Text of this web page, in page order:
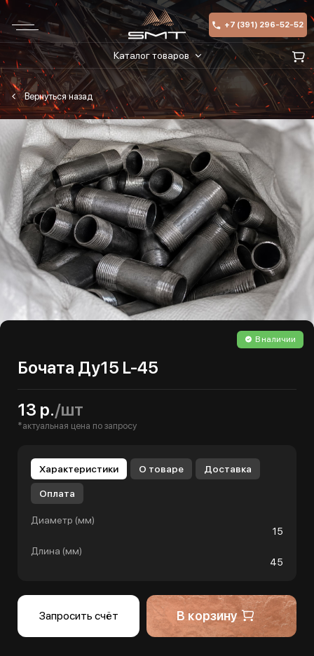
+7 (391) 296-52-52
Каталог товаров
В наличии
Бочата Ду15 L-45
13 р./шт
*актуальная цена по запросу
Характеристики О товаре Доставка
Оплата
Диаметр (мм)
15
Длина (мм)
45
Запросить счёт В корзину